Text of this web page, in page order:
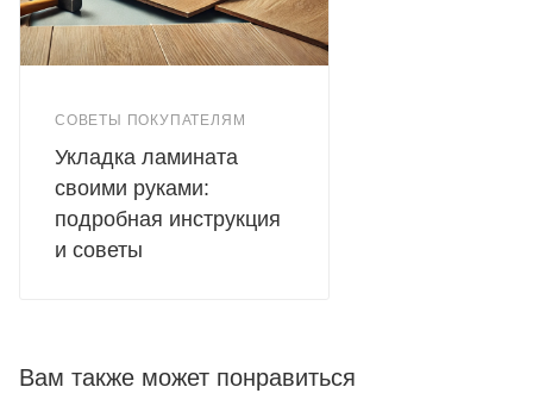
СОВЕТЫ ПОКУПАТЕЛЯМ
Укладка ламината
своими руками:
подробная инструкция
и советы
Вам также может понравиться